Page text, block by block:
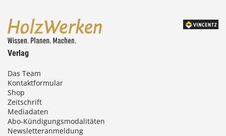
Verlag
Das Team
Kontaktformular
Shop
Zeitschrift
Mediadaten
Abo-Kündigungsmodalitäten
Newsletteranmeldung